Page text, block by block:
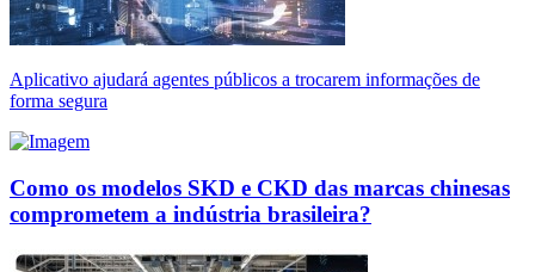
Aplicativo ajudará agentes públicos a trocarem informações de
forma segura
Como os modelos SKD e CKD das marcas chinesas
comprometem a indústria brasileira?